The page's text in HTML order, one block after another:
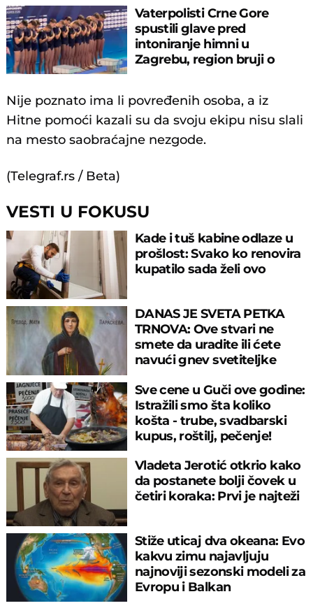
Vaterpolisti Crne Gore
spustili glave pred
intoniranje himni u
Zagrebu, region bruji o
Nije poznato ima li povređenih osoba, a iz
Hitne pomoći kazali su da svoju ekipu nisu slali
na mesto saobraćajne nezgode.
(Telegraf.rs / Beta)
VESTI U FOKUSU
Kade i tuš kabine odlaze u
prošlost: Svako ko renovira
kupatilo sada želi ovo
DANAS JE SVETA PETKA
TRNOVA: Ove stvari ne
smete da uradite ili ćete
navući gnev svetiteljke
Sve cene u Guči ove godine:
Istražili smo šta koliko
košta - trube, svadbarski
kupus, roštilj, pečenje!
Vladeta Jerotić otkrio kako
da postanete bolji čovek u
četiri koraka: Prvi je najteži
Stiže uticaj dva okeana: Evo
kakvu zimu najavljuju
najnoviji sezonski modeli za
Evropu i Balkan